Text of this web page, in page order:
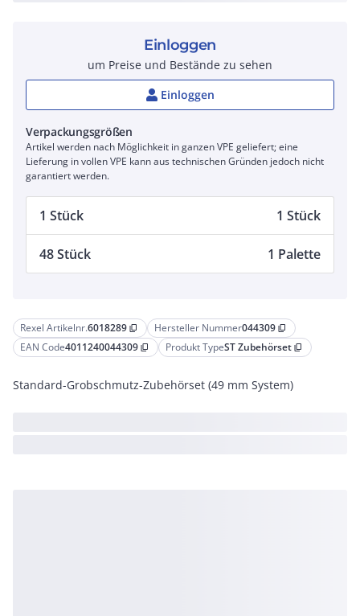
Rexel Artikelnr.6018289 content_copy Hersteller Nummer044309 content_copy
EAN Code4011240044309 content_copy Produkt TypeST Zubehörset content_copy
Standard-Grobschmutz-Zubehörset (49 mm System)
Einloggen
um Preise und Bestände zu sehen
Einloggen
Verpackungsgrößen
Artikel werden nach Möglichkeit in ganzen VPE geliefert; eine
Lieferung in vollen VPE kann aus technischen Gründen jedoch nicht
garantiert werden.
1 Stück 1 Stück
48 Stück 1 Palette